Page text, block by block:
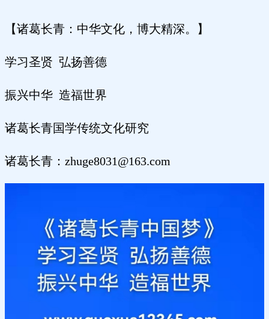
【诸葛长青：中华文化，博大精深。】
学习圣贤 弘扬善德
振兴中华 造福世界
诸葛长青国学传统文化研究
诸葛长青：zhuge8031@163.com